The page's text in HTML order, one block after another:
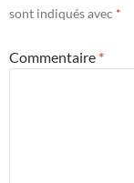
sont indiqués avec *
Commentaire *